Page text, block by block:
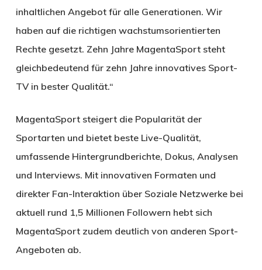
inhaltlichen Angebot für alle Generationen. Wir
haben auf die richtigen wachstumsorientierten
Rechte gesetzt. Zehn Jahre MagentaSport steht
gleichbedeutend für zehn Jahre innovatives Sport-
TV in bester Qualität.“
MagentaSport steigert die Popularität der
Sportarten und bietet beste Live-Qualität,
umfassende Hintergrundberichte, Dokus, Analysen
und Interviews. Mit innovativen Formaten und
direkter Fan-Interaktion über Soziale Netzwerke bei
aktuell rund 1,5 Millionen Followern hebt sich
MagentaSport zudem deutlich von anderen Sport-
Angeboten ab.